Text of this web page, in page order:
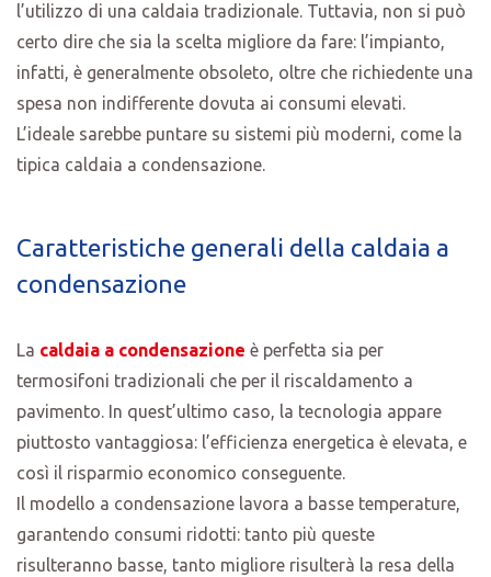
l’utilizzo di una caldaia tradizionale. Tuttavia, non si può
certo dire che sia la scelta migliore da fare: l’impianto,
infatti, è generalmente obsoleto, oltre che richiedente una
spesa non indifferente dovuta ai consumi elevati.
L’ideale sarebbe puntare su sistemi più moderni, come la
tipica caldaia a condensazione.
Caratteristiche generali della caldaia a
condensazione
La caldaia a condensazione è perfetta sia per
termosifoni tradizionali che per il riscaldamento a
pavimento. In quest’ultimo caso, la tecnologia appare
piuttosto vantaggiosa: l’efficienza energetica è elevata, e
così il risparmio economico conseguente.
Il modello a condensazione lavora a basse temperature,
garantendo consumi ridotti: tanto più queste
risulteranno basse, tanto migliore risulterà la resa della